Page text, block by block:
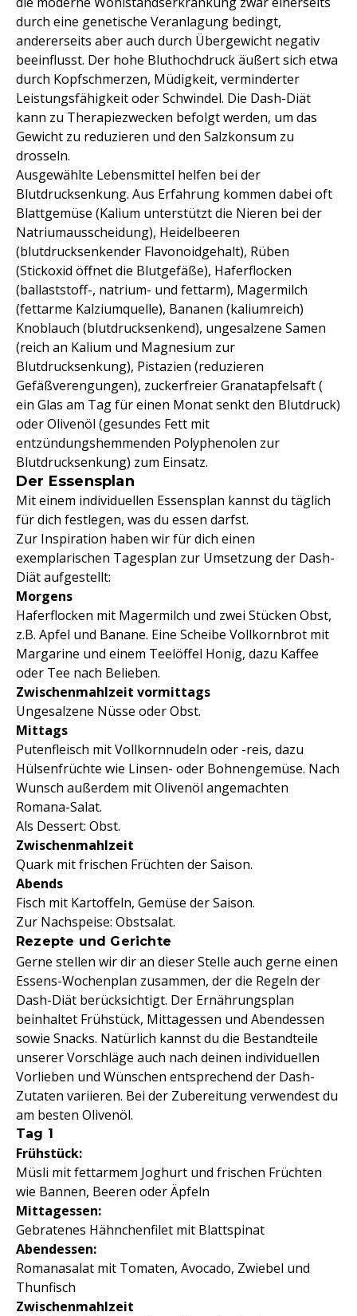
durch eine genetische Veranlagung bedingt,
andererseits aber auch durch Übergewicht negativ
beeinflusst. Der hohe Bluthochdruck äußert sich etwa
durch Kopfschmerzen, Müdigkeit, verminderter
Leistungsfähigkeit oder Schwindel. Die Dash-Diät
kann zu Therapiezwecken befolgt werden, um das
Gewicht zu reduzieren und den Salzkonsum zu
drosseln.
Ausgewählte Lebensmittel helfen bei der
Blutdrucksenkung. Aus Erfahrung kommen dabei oft
Blattgemüse (Kalium unterstützt die Nieren bei der
Natriumausscheidung), Heidelbeeren
(blutdrucksenkender Flavonoidgehalt), Rüben
(Stickoxid öffnet die Blutgefäße), Haferflocken
(ballaststoff-, natrium- und fettarm), Magermilch
(fettarme Kalziumquelle), Bananen (kaliumreich)
Knoblauch (blutdrucksenkend), ungesalzene Samen
(reich an Kalium und Magnesium zur
Blutdrucksenkung), Pistazien (reduzieren
Gefäßverengungen), zuckerfreier Granatapfelsaft (
ein Glas am Tag für einen Monat senkt den Blutdruck)
oder Olivenöl (gesundes Fett mit
entzündungshemmenden Polyphenolen zur
Blutdrucksenkung) zum Einsatz.
Der Essensplan
Mit einem individuellen Essensplan kannst du täglich
für dich festlegen, was du essen darfst.
Zur Inspiration haben wir für dich einen
exemplarischen Tagesplan zur Umsetzung der Dash-
Diät aufgestellt:
Morgens
Haferflocken mit Magermilch und zwei Stücken Obst,
z.B. Apfel und Banane. Eine Scheibe Vollkornbrot mit
Margarine und einem Teelöffel Honig, dazu Kaffee
oder Tee nach Belieben.
Zwischenmahlzeit vormittags
Ungesalzene Nüsse oder Obst.
Mittags
Putenfleisch mit Vollkornnudeln oder -reis, dazu
Hülsenfrüchte wie Linsen- oder Bohnengemüse. Nach
Wunsch außerdem mit Olivenöl angemachten
Romana-Salat.
Als Dessert: Obst.
Zwischenmahlzeit
Quark mit frischen Früchten der Saison.
Abends
Fisch mit Kartoffeln, Gemüse der Saison.
Zur Nachspeise: Obstsalat.
Rezepte und Gerichte
Gerne stellen wir dir an dieser Stelle auch gerne einen
Essens-Wochenplan zusammen, der die Regeln der
Dash-Diät berücksichtigt. Der Ernährungsplan
beinhaltet Frühstück, Mittagessen und Abendessen
sowie Snacks. Natürlich kannst du die Bestandteile
unserer Vorschläge auch nach deinen individuellen
Vorlieben und Wünschen entsprechend der Dash-
Zutaten variieren. Bei der Zubereitung verwendest du
am besten Olivenöl.
Tag 1
Frühstück:
Müsli mit fettarmem Joghurt und frischen Früchten
wie Bannen, Beeren oder Äpfeln
Mittagessen:
Gebratenes Hähnchenfilet mit Blattspinat
Abendessen:
Romanasalat mit Tomaten, Avocado, Zwiebel und
Thunfisch
Zwischenmahlzeit